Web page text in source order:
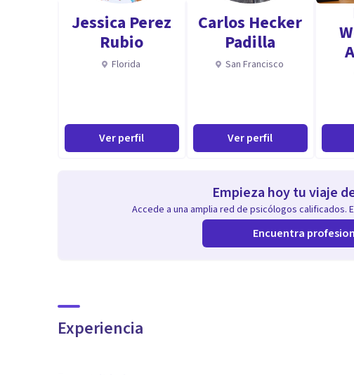
Jessica Perez
Rubio
Florida
Ver perfil
Carlos Hecker
Padilla
San Francisco
Ver perfil
Empieza hoy tu viaje
Accede a una amplia red de psicólogos calificados.
Encuentra
Experiencia